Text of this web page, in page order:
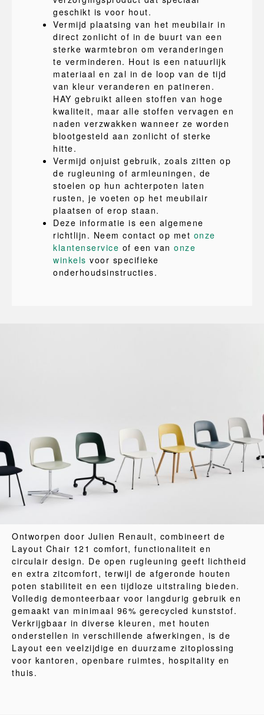
geschikt is voor hout.
Vermijd plaatsing van het meubilair in
direct zonlicht of in de buurt van een
sterke warmtebron om veranderingen
te verminderen. Hout is een natuurlijk
materiaal en zal in de loop van de tijd
van kleur veranderen en patineren.
HAY gebruikt alleen stoffen van hoge
kwaliteit, maar alle stoffen vervagen en
naden verzwakken wanneer ze worden
blootgesteld aan zonlicht of sterke
hitte.
Vermijd onjuist gebruik, zoals zitten op
de rugleuning of armleuningen, de
stoelen op hun achterpoten laten
rusten, je voeten op het meubilair
plaatsen of erop staan.
Deze informatie is een algemene
richtlijn. Neem contact op met onze
klantenservice of een van onze
winkels voor specifieke
onderhoudsinstructies.
Ontworpen door Julien Renault, combineert de
Layout Chair 121 comfort, functionaliteit en
circulair design. De open rugleuning geeft lichtheid
en extra zitcomfort, terwijl de afgeronde houten
poten stabiliteit en een tijdloze uitstraling bieden.
Volledig demonteerbaar voor langdurig gebruik en
gemaakt van minimaal 96% gerecycled kunststof.
Verkrijgbaar in diverse kleuren, met houten
onderstellen in verschillende afwerkingen, is de
Layout een veelzijdige en duurzame zitoplossing
voor kantoren, openbare ruimtes, hospitality en
thuis.